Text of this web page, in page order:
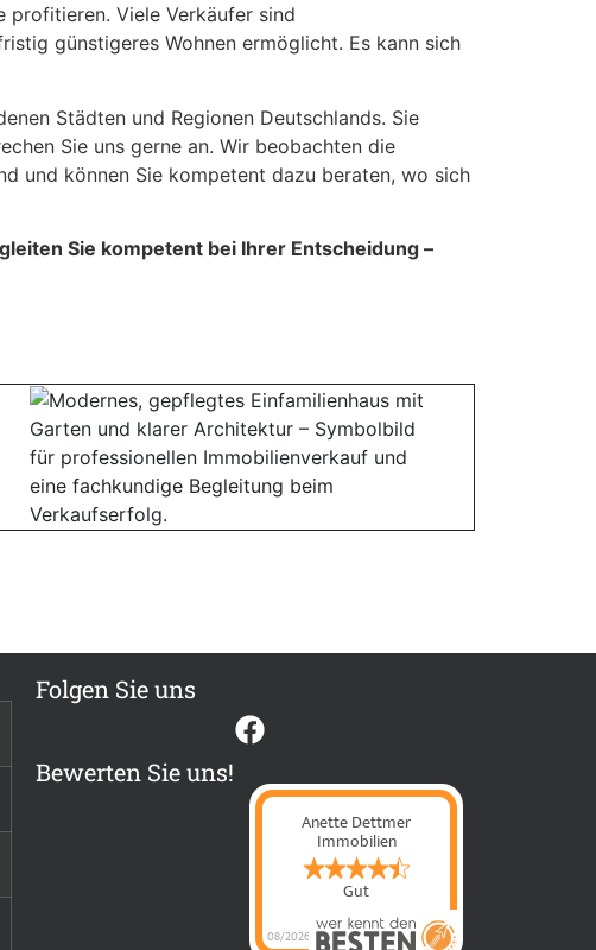
profitieren. Viele Verkäufer sind
günstigeres Wohnen ermöglicht. Es kann sich
Städten und Regionen Deutschlands. Sie
Sie uns gerne an. Wir beobachten die
und können Sie kompetent dazu beraten, wo sich
Sie kompetent bei Ihrer Entscheidung –
Folgen Sie uns
Bewerten Sie uns!
Anette Dettmer
Immobilien
Gut
08/2026 Anette Dettmer